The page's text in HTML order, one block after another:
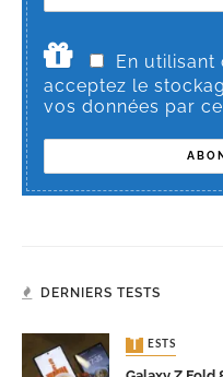
En
acceptez le
vos données par
DERNIERS TESTS
TESTS